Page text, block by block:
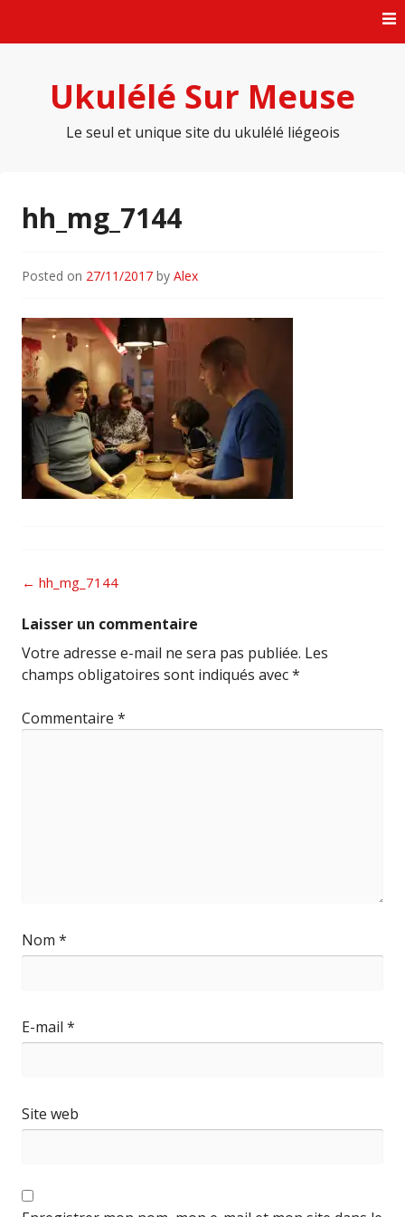
Ukulélé Sur Meuse
Le seul et unique site du ukulélé liégeois
hh_mg_7144
Posted on 27/11/2017 by Alex
Post
← hh_mg_7144
Laisser un commentaire
Votre adresse e-mail ne sera pas publiée. Les
champs obligatoires sont indiqués avec*
Commentaire *
Nom *
E-mail *
Site web